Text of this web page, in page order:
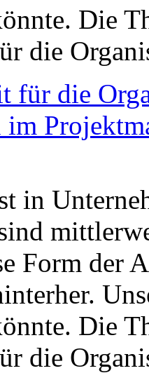
Die
die
für die
im
in
Form der
Die
die